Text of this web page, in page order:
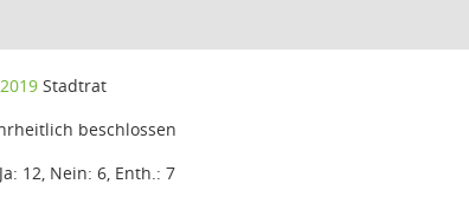
Stadtrat
beschlossen
Ja: 12, Nein: 6, Enth.: 7